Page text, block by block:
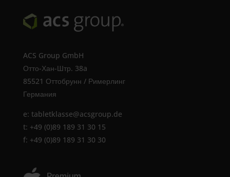
ACS Group GmbH
Отто-Хан-Штр. 38a
85521 Оттобрунн / Римерлинг
Германия
e: tabletklasse@acsgroup.de
t: +49 (0)89 189 31 30 15
f: +49 (0)89 189 31 30 30